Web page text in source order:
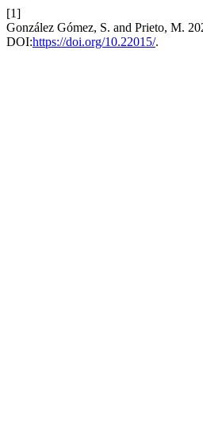
[1]
González Gómez, S. and Prieto, M.
DOI:https://doi.org/10.22015/.